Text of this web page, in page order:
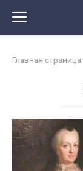
контенту
Главная страница